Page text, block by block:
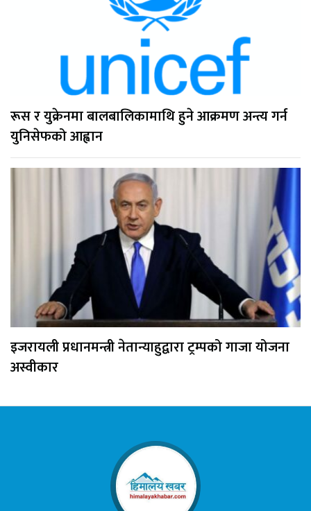
रूस र युक्रेनमा बालबालिकामाथि हुने आक्रमण अन्त्य गर्न
युनिसेफको आह्वान
इजरायली प्रधानमन्त्री नेतान्याहुद्वारा ट्रम्पको गाजा योजना
अस्वीकार